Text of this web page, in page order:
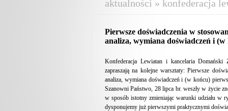
aktualności » konfederacja
Pierwsze doświadczenia w
analiza, wymiana doświadczeń i
Konfederacja Lewiatan i kancelaria
zapraszają na kolejne warsztaty: Pierwsze
analiza, wymiana doświadczeń i (w końcu)
Szanowni Państwo, 28 lipca br. weszły w życie
w sposób istotny zmieniając warunki udziału w
dysponujemy już pierwszymi praktycznymi